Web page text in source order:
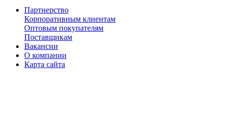
Партнерство
Корпоративным клиентам
Оптовым покупателям
Поставщикам
Вакансии
О компании
Карта сайта